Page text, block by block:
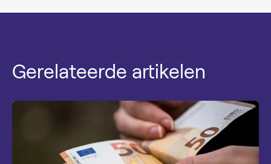
Gerelateerde artikelen